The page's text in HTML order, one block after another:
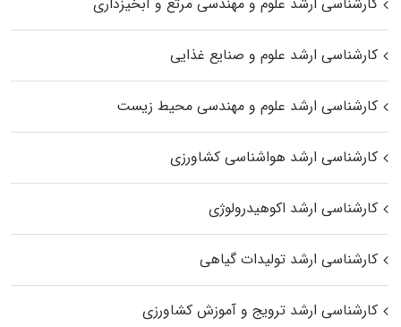
کارشناسی ارشد علوم و صنایع غذایی
کارشناسی ارشد علوم و مهندسی محیط زیست
کارشناسی ارشد هواشناسی کشاورزی
کارشناسی ارشد اکوهیدرولوژی
کارشناسی ارشد تولیدات گیاهی
کارشناسی ارشد ترویج و آموزش کشاورزی